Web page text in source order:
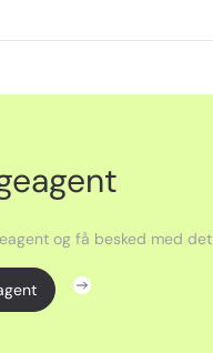
og få besked med